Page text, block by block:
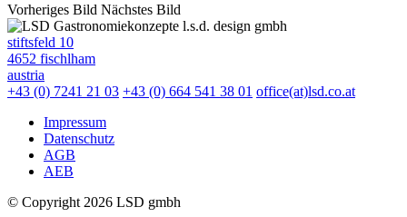
Vorheriges Bild Nächstes Bild
l.s.d. design gmbh
stiftsfeld 10
4652 fischlham
austria
+43 (0) 7241 21 03 +43 (0) 664 541 38 01 office(at)lsd.co.at
Impressum
Datenschutz
AGB
AEB
© Copyright 2026 LSD gmbh